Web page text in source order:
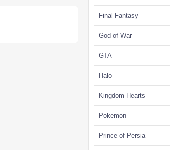
Final Fantasy
God of War
GTA
Halo
Kingdom Hearts
Pokemon
Prince of Persia